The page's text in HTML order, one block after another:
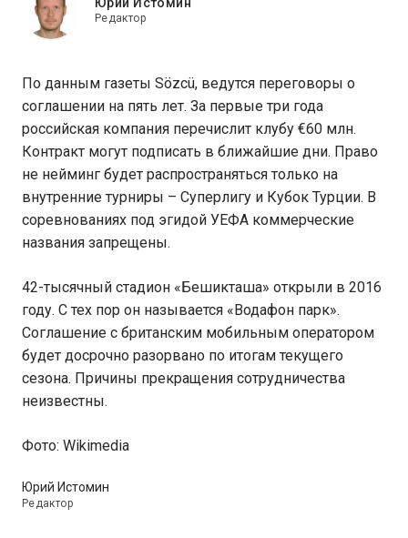
Редактор
По данным газеты Sözcü, ведутся переговоры о
соглашении на пять лет. За первые три года
российская компания перечислит клубу €60 млн.
Контракт могут подписать в ближайшие дни. Право
не нейминг будет распространяться только на
внутренние турниры – Суперлигу и Кубок Турции. В
соревнованиях под эгидой УЕФА коммерческие
названия запрещены.
42-тысячный стадион «Бешикташа» открыли в 2016
году. С тех пор он называется «Водафон парк».
Соглашение с британским мобильным оператором
будет досрочно разорвано по итогам текущего
сезона. Причины прекращения сотрудничества
неизвестны.
Фото: Wikimedia
Юрий Истомин
Редактор